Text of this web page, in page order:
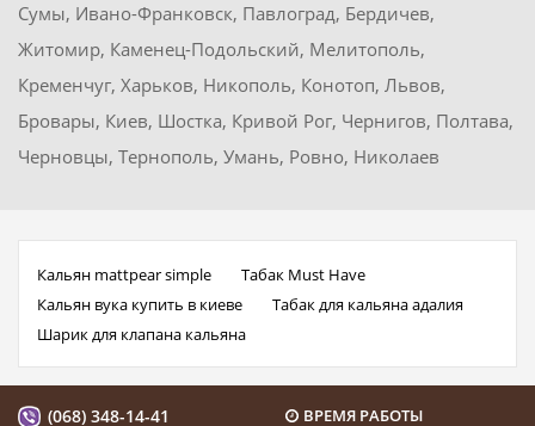
Сумы, Ивано-Франковск, Павлоград, Бердичев,
Житомир, Каменец-Подольский, Мелитополь,
Кременчуг, Харьков, Никополь, Конотоп, Львов,
Бровары, Киев, Шостка, Кривой Рог, Чернигов, Полтава,
Черновцы, Тернополь, Умань, Ровно, Николаев
Кальян mattpear simple
Табак Must Have
Кальян вука купить в киеве
Табак для кальяна адалия
Шарик для клапана кальяна
(068) 348-14-41 ВРЕМЯ РАБОТЫ